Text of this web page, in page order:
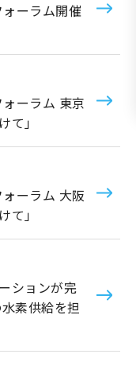
ーラム開催
ーラム 東京
て」
ーラム 大阪
て」
ションが完
素供給を担